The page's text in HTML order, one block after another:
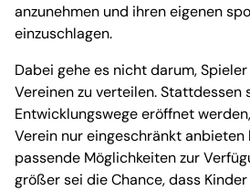
anzunehmen und ihren eigenen
einzuschlagen.
Dabei gehe es nicht darum,
Vereinen zu verteilen. Stattdessen
Entwicklungswege eröffnet
Verein nur eingeschränkt anbieten
passende Möglichkeiten zur
größer sei die Chance, dass